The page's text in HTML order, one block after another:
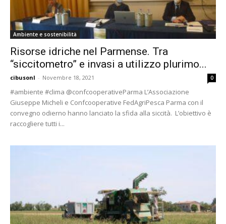
Ambiente e sostenibilità
Risorse idriche nel Parmense. Tra
“siccitometro” e invasi a utilizzo plurimo...
cibusonl - Novembre 18, 2021 0
#ambiente #clima @confcooperativeParma L’Associazione
Giuseppe Micheli e Confcooperative FedAgriPesca Parma con il
convegno odierno hanno lanciato la sfida alla siccità. L’obiettivo è
raccogliere tutti i...